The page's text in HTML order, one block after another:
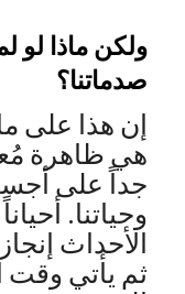
ولكن ماذا لو
صدماتنا؟
إن هذا على
هي ظاهرة
جداً على
وحياتنا.
الأحداث
ثم يأتي وقت